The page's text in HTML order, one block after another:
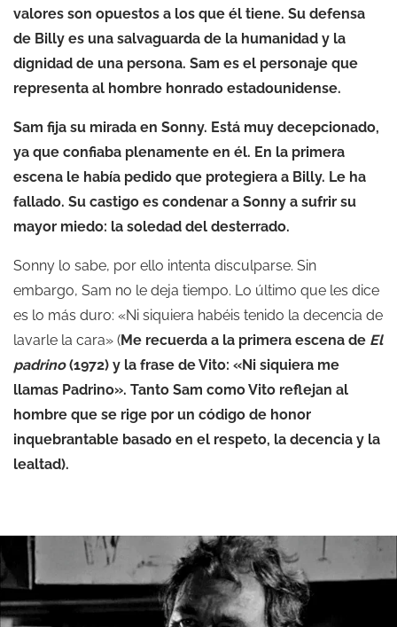
valores son opuestos a los que él tiene. Su defensa
de Billy es una salvaguarda de la humanidad y la
dignidad de una persona. Sam es el personaje que
representa al hombre honrado estadounidense.
Sam fija su mirada en Sonny. Está muy decepcionado,
ya que confiaba plenamente en él. En la primera
escena le había pedido que protegiera a Billy. Le ha
fallado. Su castigo es condenar a Sonny a sufrir su
mayor miedo: la soledad del desterrado.
Sonny lo sabe, por ello intenta disculparse. Sin
embargo, Sam no le deja tiempo. Lo último que les dice
es lo más duro: «Ni siquiera habéis tenido la decencia de
lavarle la cara» (Me recuerda a la primera escena de El
padrino(1972) y la frase de Vito: «Ni siquiera me
llamas Padrino». Tanto Sam como Vito reflejan al
hombre que se rige por un código de honor
inquebrantable basado en el respeto, la decencia y la
lealtad).